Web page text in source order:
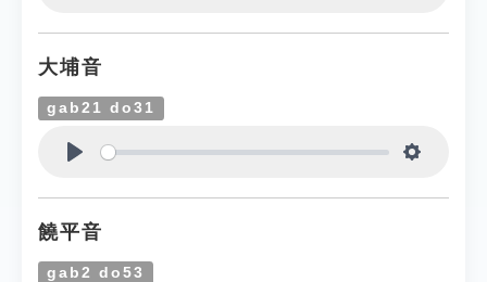
大埔音
gab21 do31
饒平音
gab2 do53